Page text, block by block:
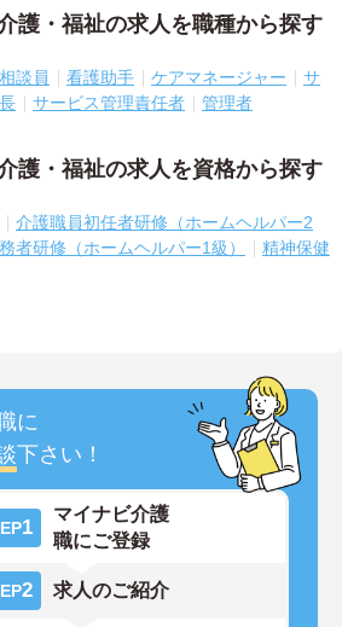
護・福祉の求人を職種から探す
談員 看護助手 ケアマネージャー
サ
サービス管理責任者 管理者
護・福祉の求人を資格から探す
介護職員初任者研修（ホームヘルパー2
者研修（ホームヘルパー1級）
精神保健
に
下さい！
1
マイナビ介護
職にご登録
2 求人のご紹介